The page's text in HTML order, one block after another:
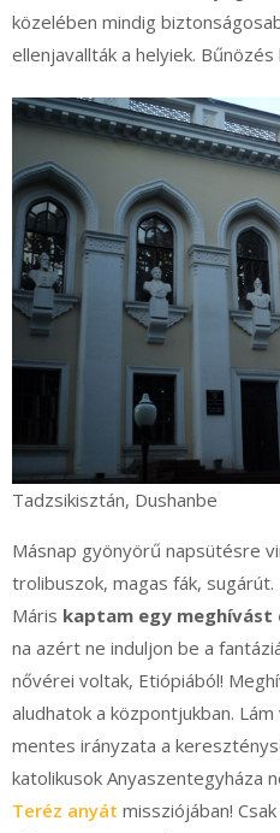
közelében mindig
ellenjavallták a helyiek.
Tadzsikisztán, Dushanbe
Másnap gyönyörű napsütésre
trolibuszok, magas fák,
Máris kaptam egy meghívást
na azért ne induljon be a
nővérei voltak, Etiópiából!
aludhatok a központjukban.
mentes irányzata a
katolikusok Anyaszentegyháza
Teréz anyát missziójában!